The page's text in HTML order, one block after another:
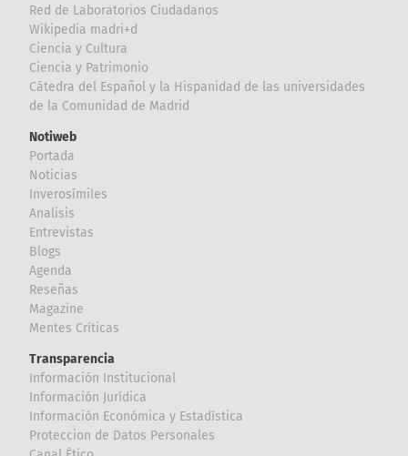
Red de Laboratorios Ciudadanos
Wikipedia madri+d
Ciencia y Cultura
Ciencia y Patrimonio
Cátedra del Español y la Hispanidad de las universidades
de la Comunidad de Madrid
Notiweb
Portada
Noticias
Inverosímiles
Analisis
Entrevistas
Blogs
Agenda
Reseñas
Magazine
Mentes Críticas
Transparencia
Información Institucional
Información Jurídica
Información Económica y Estadística
Proteccion de Datos Personales